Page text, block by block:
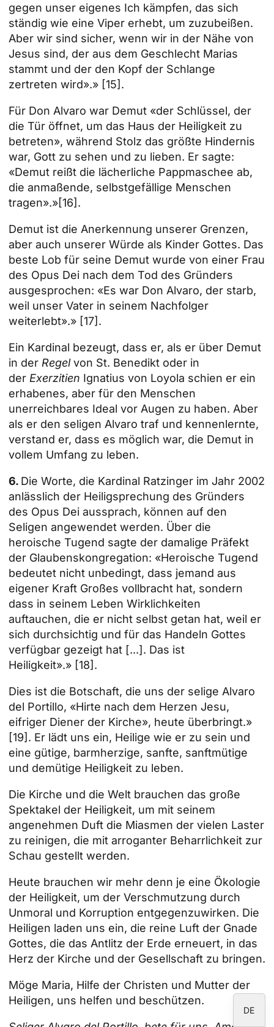
gegen unser eigenes Ich kämpfen, das sich
ständig wie eine Viper erhebt, um zuzubeißen.
Aber wir sind sicher, wenn wir in der Nähe von
Jesus sind, der aus dem Geschlecht Marias
stammt und der den Kopf der Schlange
zertreten wird».» [15] .
Für Don Alvaro war Demut «der Schlüssel, der
die Tür öffnet, um das Haus der Heiligkeit zu
betreten», während Stolz das größte Hindernis
war, Gott zu sehen und zu lieben. Er sagte:
«Demut reißt die lächerliche Pappmaschee ab,
die anmaßende, selbstgefällige Menschen
tragen».»[16] .
Demut ist die Anerkennung unserer Grenzen,
aber auch unserer Würde als Kinder Gottes. Das
beste Lob für seine Demut wurde von einer Frau
des Opus Dei nach dem Tod des Gründers
ausgesprochen: «Es war Don Alvaro, der starb,
weil unser Vater in seinem Nachfolger
weiterlebt».» [17] .
Ein Kardinal bezeugt, dass er, als er über Demut
in der Regelvon St. Benedikt oder in
der Exerzitien Ignatius von Loyola schien er ein
erhabenes, aber für den Menschen
unerreichbares Ideal vor Augen zu haben. Aber
als er den seligen Alvaro traf und kennenlernte,
verstand er, dass es möglich war, die Demut in
vollem Umfang zu leben.
6. Die Worte, die Kardinal Ratzinger im Jahr 2002
anlässlich der Heiligsprechung des Gründers
des Opus Dei aussprach, können auf den
Seligen angewendet werden. Über die
heroische Tugend sagte der damalige Präfekt
der Glaubenskongregation: «Heroische Tugend
bedeutet nicht unbedingt, dass jemand aus
eigener Kraft Großes vollbracht hat, sondern
dass in seinem Leben Wirklichkeiten
auftauchen, die er nicht selbst getan hat, weil er
sich durchsichtig und für das Handeln Gottes
verfügbar gezeigt hat [...]. Das ist
Heiligkeit».» [18] .
Dies ist die Botschaft, die uns der selige Alvaro
del Portillo, «Hirte nach dem Herzen Jesu,
eifriger Diener der Kirche», heute überbringt.»
[19] . Er lädt uns ein, Heilige wie er zu sein und
eine gütige, barmherzige, sanfte, sanftmütige
und demütige Heiligkeit zu leben.
Die Kirche und die Welt brauchen das große
Spektakel der Heiligkeit, um mit seinem
angenehmen Duft die Miasmen der vielen Laster
zu reinigen, die mit arroganter Beharrlichkeit zur
Schau gestellt werden.
Heute brauchen wir mehr denn je eine Ökologie
der Heiligkeit, um der Verschmutzung durch
Unmoral und Korruption entgegenzuwirken. Die
Heiligen laden uns ein, die reine Luft der Gnade
Gottes, die das Antlitz der Erde erneuert, in das
Herz der Kirche und der Gesellschaft zu bringen.
Möge Maria, Hilfe der Christen und Mutter der
Heiligen, uns helfen und beschützen.
DE
ES
IT
FR
PT
RU
JA